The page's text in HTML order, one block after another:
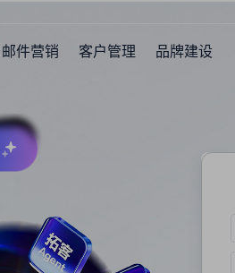
邮件营销 客户管理 品牌建设